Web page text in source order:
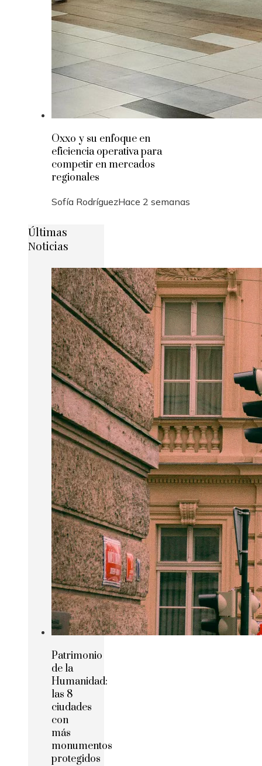
Oxxo y su enfoque en
eficiencia operativa para
competir en mercados
regionales
Sofía RodríguezHace 2 semanas
Últimas
Noticias
Patrimonio
de la
Humanidad:
las 8
ciudades
con
más
monumentos
protegidos